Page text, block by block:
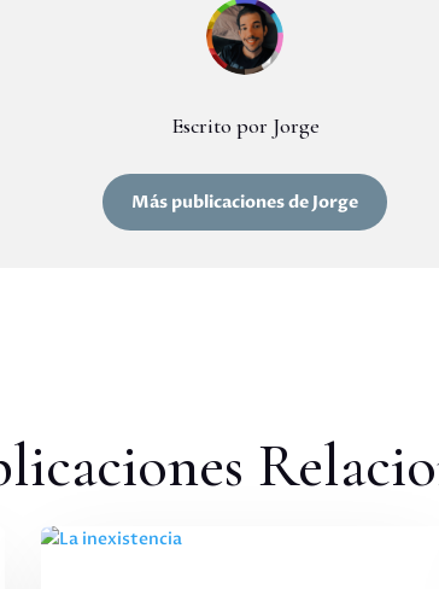
Escrito por Jorge
Más publicaciones de Jorge